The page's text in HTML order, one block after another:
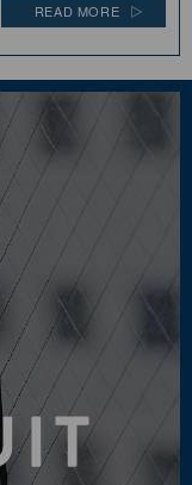
READ MORE